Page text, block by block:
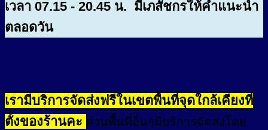
เวลา 07.15 - 20.45 น. มีเภสัชกรให้คำแนะนำ
ตลอดวัน
เรามีบริการจัดส่งฟรีในเขตพื้นที่จุดใกล้เคียงที่
ตั้งของร้านคะ ส่วนพื้นที่อื่นๆมีบริการจัดส่งโดย